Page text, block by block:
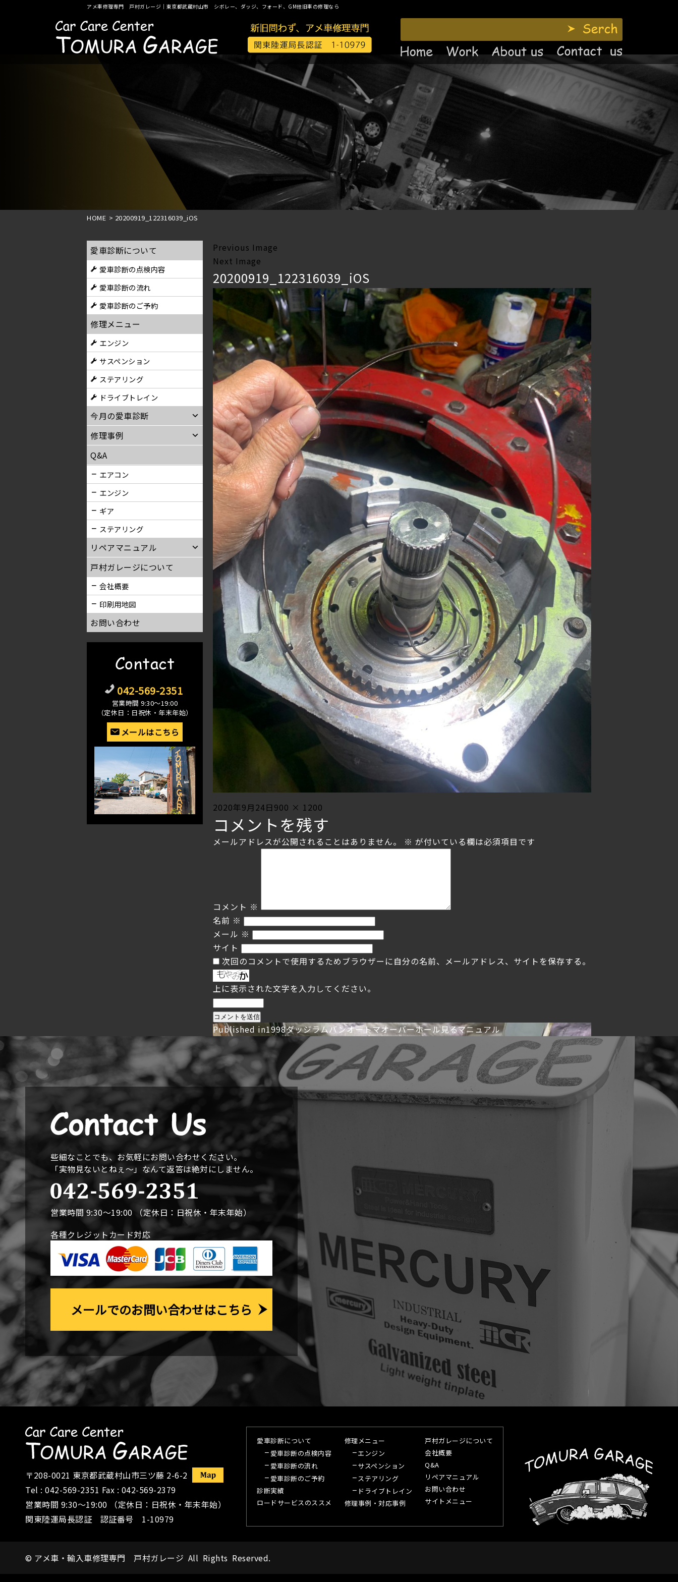
アメ車修理専門 戸村ガレージ｜東京都武蔵村山市 シボレー、ダッジ、フォード、GM他旧車の修理なら
HOME > 20200919_122316039_iOS
Previous Image
Next Image
20200919_122316039_iOS
Posted
on
2020年9月24日 Full
size
900 × 1200
コメントを残す
メールアドレスが公開されることはありません。 ※ が付いている欄は必須項目です
コメント ※
名前 ※
メール ※
サイト
次回のコメントで使用するためブラウザーに自分の名前、メールアドレス、サイトを保存する。
上に表示された文字を入力してください。
投
稿
ナ
ビ
ー
シ
ョ
ン
Published in1998ダッジラムバンオートマオーバーホール見るマニュアル
愛車診断について
愛車診断の点検内容
愛車診断の流れ
愛車診断のご予約
修理メニュー
エンジン
サスペンション
ステアリング
ドライブトレイン
今月の愛車診断
修理事例
Q&A
エアコン
エンジン
ギア
ステアリング
リペアマニュアル
戸村ガレージについて
会社概要
印刷用地図
お問い合わせ
Contact
042-569-2351
営業時間 9:30〜19:00
（定休日：日祝休・年末年始）
メールはこちら
些細なことでも、お気軽にお問い合わせください。
「実物見ないとねぇ〜」なんて返答は絶対にしません。
営業時間 9:30〜19:00 （定休日：日祝休・年末年始）
各種クレジットカード対応
メールでのお問い合わせはこちら
〒208-0021 東京都武蔵村山市三ツ藤 2-6-2
Tel : 042-569-2351 Fax : 042-569-2379
営業時間 9:30〜19:00 （定休日：日祝休・年末年始）
関東陸運局長認証 認証番号 1-10979
愛車診断について
愛車診断の点検内容
愛車診断の流れ
愛車診断のご予約
診断実績
ロードサービスのススメ
修理メニュー
エンジン
サスペンション
ステアリング
ドライブトレイン
修理事例・対応事例
戸村ガレージについて
会社概要
Q&A
リペアマニュアル
お問い合わせ
サイトメニュー
© アメ車・輸入車修理専門 戸村ガレージ All Rights Reserved.